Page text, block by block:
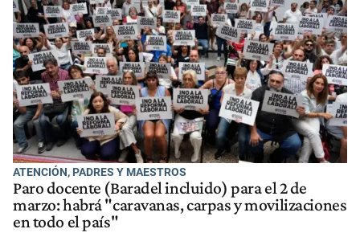
ATENCIÓN, PADRES Y MAESTROS
Paro docente (Baradel incluido) para el 2 de
marzo: habrá "caravanas, carpas y movilizaciones
en todo el país"